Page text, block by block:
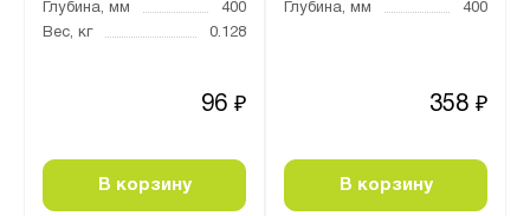
Глубина, мм
400
Вес, кг
0.128
96 ₽
В корзину
Глубина, мм
400
358 ₽
В корзину